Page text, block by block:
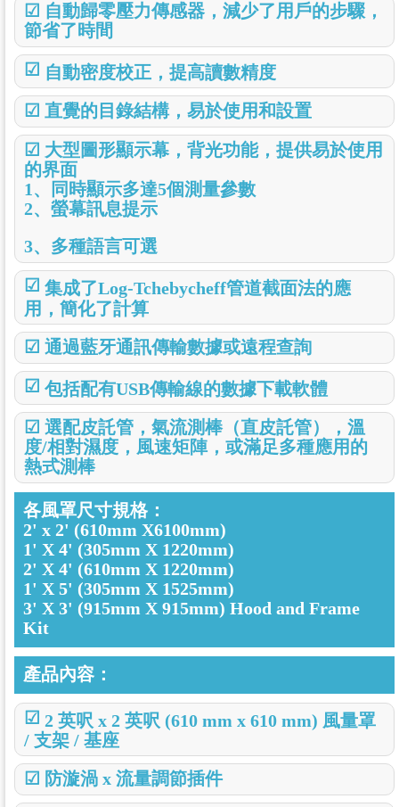
☑ 自動歸零壓力傳感器，減少了用戶的步驟，
節省了時間
☑ 自動密度校正，提高讀數精度
☑ 直覺的目錄結構，易於使用和設置
☑ 大型圖形顯示幕，背光功能，提供易於使用
的界面
1、同時顯示多達5個測量參數
2、螢幕訊息提示
3、多種語言可選
☑ 集成了Log-Tchebycheff管道截面法的應
用，簡化了計算
☑ 通過藍牙通訊傳輸數據或遠程查詢
☑ 包括配有USB傳輸線的數據下載軟體
☑ 選配皮託管，氣流測棒（直皮託管），溫
度/相對濕度，風速矩陣，或滿足多種應用的
熱式測棒
各風罩尺寸規格：
2' x 2' (610mm X6100mm)
1' X 4' (305mm X 1220mm)
2' X 4' (610mm X 1220mm)
1' X 5' (305mm X 1525mm)
3' X 3' (915mm X 915mm) Hood and Frame
Kit
產品內容：
☑ 2 英呎 x 2 英呎 (610 mm x 610 mm) 風量罩
/ 支架 / 基座
☑ 防漩渦 x 流量調節插件